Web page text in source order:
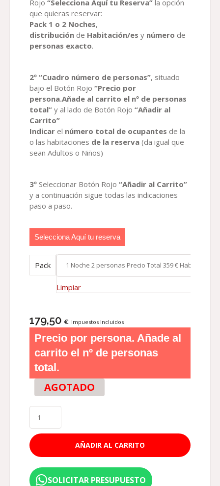
Rojo “Selecciona Aquí tu Reserva” la opción
que quieras reservar:
Pack 1 o 2 Noches,
distribución de Habitación/es y número de
personas exacto.
2º “Cuadro número de personas”, situado
bajo el Botón Rojo “Precio por
persona.Añade al carrito el nº de personas
total” y al lado de Botón Rojo “Añadir al
Carrito”
Indicar el número total de ocupantes de la
o las habitaciones de la reserva (da igual que
sean Adultos o Niños)
3º Seleccionar Botón Rojo “Añadir al Carrito”
y a continuación sigue todas las indicaciones
paso a paso.
Selecciona Aquí tu reserva
Pack
Limpiar
179,50 € Impuestos Incluidos
Precio por persona. Añade al
carrito el nº de personas
total.
AGOTADO
AÑADIR AL CARRITO
SOLICITAR PRESUPUESTO